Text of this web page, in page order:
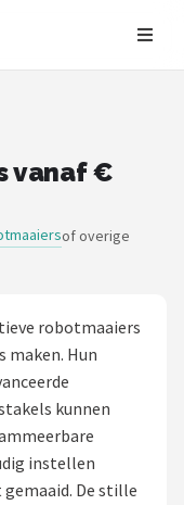
vanaf €
of overige
robotmaaiers
maken. Hun
kunnen
instellen
De stille